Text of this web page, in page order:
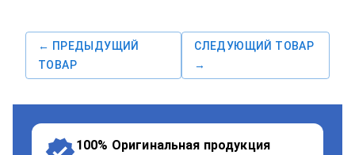
← ПРЕДЫДУЩИЙ
ТОВАР
СЛЕДУЮЩИЙ ТОВАР
→
100% Оригинальная продукция